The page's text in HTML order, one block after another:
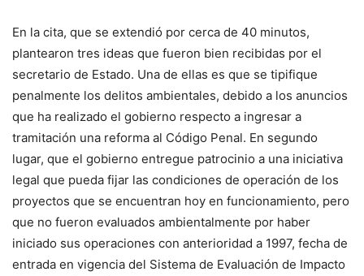
En la cita, que se extendió por cerca de 40 minutos,
plantearon tres ideas que fueron bien recibidas por el
secretario de Estado. Una de ellas es que se tipifique
penalmente los delitos ambientales, debido a los anuncios
que ha realizado el gobierno respecto a ingresar a
tramitación una reforma al Código Penal. En segundo
lugar, que el gobierno entregue patrocinio a una iniciativa
legal que pueda fijar las condiciones de operación de los
proyectos que se encuentran hoy en funcionamiento, pero
que no fueron evaluados ambientalmente por haber
iniciado sus operaciones con anterioridad a 1997, fecha de
entrada en vigencia del Sistema de Evaluación de Impacto